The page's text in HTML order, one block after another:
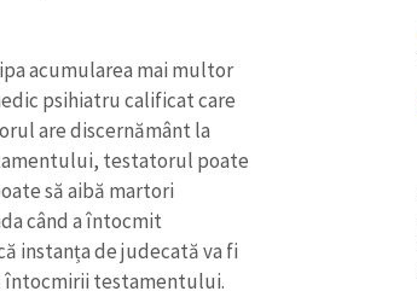
acumularea mai multor
psihiatru calificat care
are discernământ la
testatorul poate
să aibă martori
când a întocmit
instanța de judecată va fi
întocmirii testamentului.
titlu